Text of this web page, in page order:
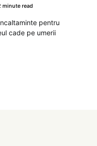
minute read
pentru
cade pe umerii